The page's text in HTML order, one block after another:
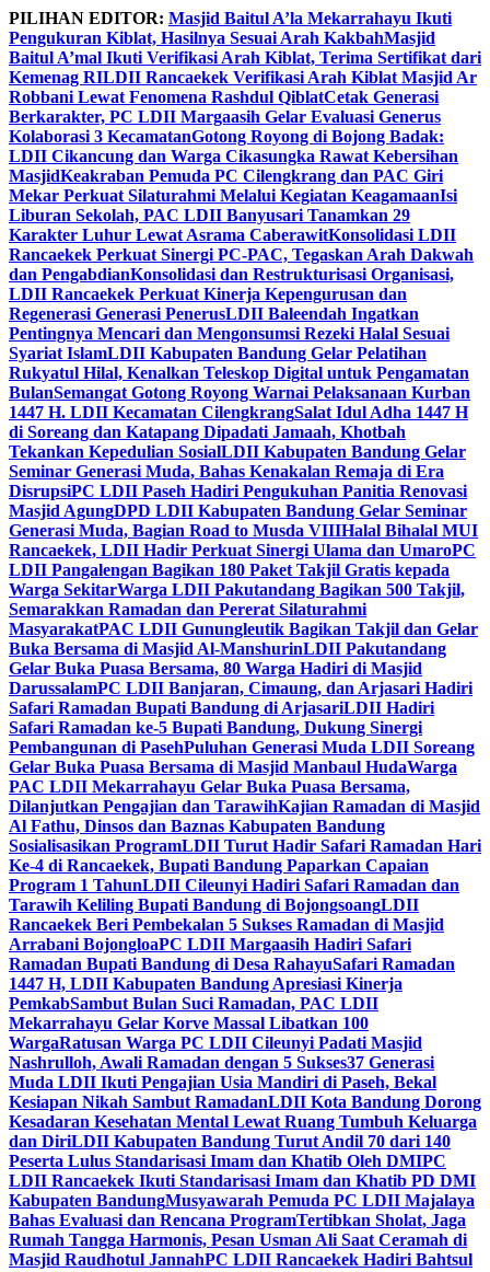
Skip
to
content
PILIHAN EDITOR: Masjid Baitul A’la Mekarrahayu Ikuti
Pengukuran Kiblat, Hasilnya Sesuai Arah KakbahMasjid
Baitul A’mal Ikuti Verifikasi Arah Kiblat, Terima Sertifikat dari
Kemenag RILDII Rancaekek Verifikasi Arah Kiblat Masjid Ar
Robbani Lewat Fenomena Rashdul QiblatCetak Generasi
Berkarakter, PC LDII Margaasih Gelar Evaluasi Generus
Kolaborasi 3 KecamatanGotong Royong di Bojong Badak:
LDII Cikancung dan Warga Cikasungka Rawat Kebersihan
MasjidKeakraban Pemuda PC Cilengkrang dan PAC Giri
Mekar Perkuat Silaturahmi Melalui Kegiatan KeagamaanIsi
Liburan Sekolah, PAC LDII Banyusari Tanamkan 29
Karakter Luhur Lewat Asrama CaberawitKonsolidasi LDII
Rancaekek Perkuat Sinergi PC-PAC, Tegaskan Arah Dakwah
dan PengabdianKonsolidasi dan Restrukturisasi Organisasi,
LDII Rancaekek Perkuat Kinerja Kepengurusan dan
Regenerasi Generasi PenerusLDII Baleendah Ingatkan
Pentingnya Mencari dan Mengonsumsi Rezeki Halal Sesuai
Syariat IslamLDII Kabupaten Bandung Gelar Pelatihan
Rukyatul Hilal, Kenalkan Teleskop Digital untuk Pengamatan
BulanSemangat Gotong Royong Warnai Pelaksanaan Kurban
1447 H. LDII Kecamatan CilengkrangSalat Idul Adha 1447 H
di Soreang dan Katapang Dipadati Jamaah, Khotbah
Tekankan Kepedulian SosialLDII Kabupaten Bandung Gelar
Seminar Generasi Muda, Bahas Kenakalan Remaja di Era
DisrupsiPC LDII Paseh Hadiri Pengukuhan Panitia Renovasi
Masjid AgungDPD LDII Kabupaten Bandung Gelar Seminar
Generasi Muda, Bagian Road to Musda VIIIHalal Bihalal MUI
Rancaekek, LDII Hadir Perkuat Sinergi Ulama dan UmaroPC
LDII Pangalengan Bagikan 180 Paket Takjil Gratis kepada
Warga SekitarWarga LDII Pakutandang Bagikan 500 Takjil,
Semarakkan Ramadan dan Pererat Silaturahmi
MasyarakatPAC LDII Gunungleutik Bagikan Takjil dan Gelar
Buka Bersama di Masjid Al-ManshurinLDII Pakutandang
Gelar Buka Puasa Bersama, 80 Warga Hadiri di Masjid
DarussalamPC LDII Banjaran, Cimaung, dan Arjasari Hadiri
Safari Ramadan Bupati Bandung di ArjasariLDII Hadiri
Safari Ramadan ke-5 Bupati Bandung, Dukung Sinergi
Pembangunan di PasehPuluhan Generasi Muda LDII Soreang
Gelar Buka Puasa Bersama di Masjid Manbaul HudaWarga
PAC LDII Mekarrahayu Gelar Buka Puasa Bersama,
Dilanjutkan Pengajian dan TarawihKajian Ramadan di Masjid
Al Fathu, Dinsos dan Baznas Kabupaten Bandung
Sosialisasikan ProgramLDII Turut Hadir Safari Ramadan Hari
Ke-4 di Rancaekek, Bupati Bandung Paparkan Capaian
Program 1 TahunLDII Cileunyi Hadiri Safari Ramadan dan
Tarawih Keliling Bupati Bandung di BojongsoangLDII
Rancaekek Beri Pembekalan 5 Sukses Ramadan di Masjid
Arrabani BojongloaPC LDII Margaasih Hadiri Safari
Ramadan Bupati Bandung di Desa RahayuSafari Ramadan
1447 H, LDII Kabupaten Bandung Apresiasi Kinerja
PemkabSambut Bulan Suci Ramadan, PAC LDII
Mekarrahayu Gelar Korve Massal Libatkan 100
WargaRatusan Warga PC LDII Cileunyi Padati Masjid
Nashrulloh, Awali Ramadan dengan 5 Sukses37 Generasi
Muda LDII Ikuti Pengajian Usia Mandiri di Paseh, Bekal
Kesiapan Nikah Sambut RamadanLDII Kota Bandung Dorong
Kesadaran Kesehatan Mental Lewat Ruang Tumbuh Keluarga
dan DiriLDII Kabupaten Bandung Turut Andil 70 dari 140
Peserta Lulus Standarisasi Imam dan Khatib Oleh DMIPC
LDII Rancaekek Ikuti Standarisasi Imam dan Khatib PD DMI
Kabupaten BandungMusyawarah Pemuda PC LDII Majalaya
Bahas Evaluasi dan Rencana ProgramTertibkan Sholat, Jaga
Rumah Tangga Harmonis, Pesan Usman Ali Saat Ceramah di
Masjid Raudhotul JannahPC LDII Rancaekek Hadiri Bahtsul